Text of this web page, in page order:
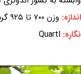
اندازه: وزن ۷۰۰ تا ۹۲۵ گرم، بدن به درازای ۴۲ تا ۴۵ سانتی‌متر
نگاره: Quartl